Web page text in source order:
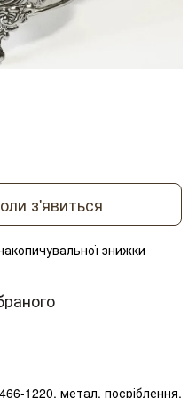
з'явиться
знижки
1220, метал, посріблення,